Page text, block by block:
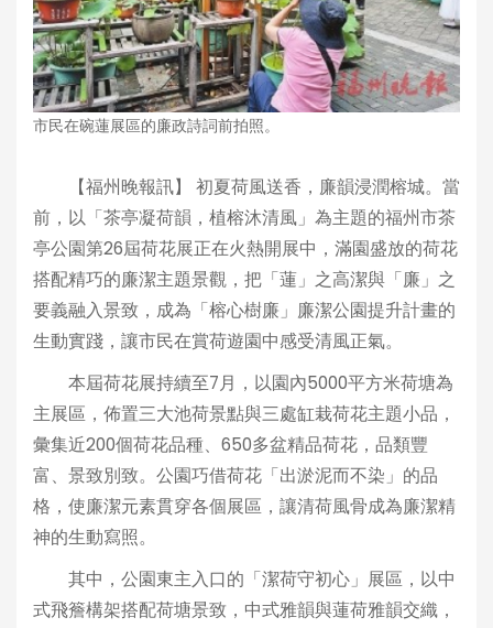
市民在碗蓮展區的廉政詩詞前拍照。
【福州晚報訊】 初夏荷風送香，廉韻浸潤榕城。當
前，以「茶亭凝荷韻，植榕沐清風」為主題的福州市茶
亭公園第26屆荷花展正在火熱開展中，滿園盛放的荷花
搭配精巧的廉潔主題景觀，把「蓮」之高潔與「廉」之
要義融入景致，成為「榕心樹廉」廉潔公園提升計畫的
生動實踐，讓市民在賞荷遊園中感受清風正氣。
本屆荷花展持續至7月，以園內5000平方米荷塘為
主展區，佈置三大池荷景點與三處缸栽荷花主題小品，
彙集近200個荷花品種、650多盆精品荷花，品類豐
富、景致別致。公園巧借荷花「出淤泥而不染」的品
格，使廉潔元素貫穿各個展區，讓清荷風骨成為廉潔精
神的生動寫照。
其中，公園東主入口的「潔荷守初心」展區，以中
式飛簷構架搭配荷塘景致，中式雅韻與蓮荷雅韻交織，